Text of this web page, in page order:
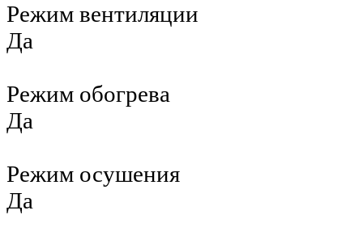
Режим вентиляции
Да
Режим обогрева
Да
Режим осушения
Да